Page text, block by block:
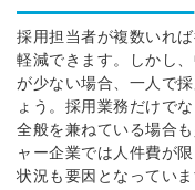
採用担当者が複数いれ
軽減できます。しかし
が少ない場合、一人で
ょう。採用業務だけで
全般を兼ねている場合
ャー企業では人件費が
状況も要因となっていま
する
忘れですか？